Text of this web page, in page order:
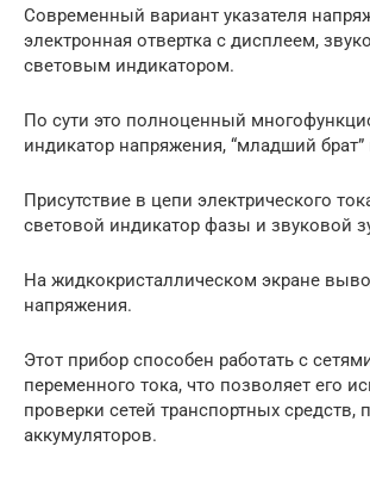
Современный вариант указателя
электронная отвертка с дисплеем,
световым индикатором.
По сути это полноценный
индикатор напряжения, “младший брат”
Присутствие в цепи электрического
световой индикатор фазы и звуковой
На жидкокристаллическом экране
напряжения.
Этот прибор способен работать с
переменного тока, что позволяет его
проверки сетей транспортных средств,
аккумуляторов.